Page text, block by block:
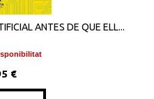
ANTES DE QUE ELL...
€